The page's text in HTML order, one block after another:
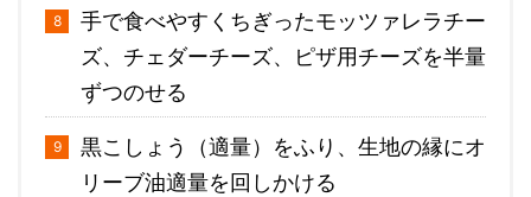
手で食べやすくちぎったモッツァレラチー
ズ、チェダーチーズ、ピザ用チーズを半量
ずつのせる
黒こしょう（適量）をふり、生地の縁にオ
リーブ油適量を回しかける